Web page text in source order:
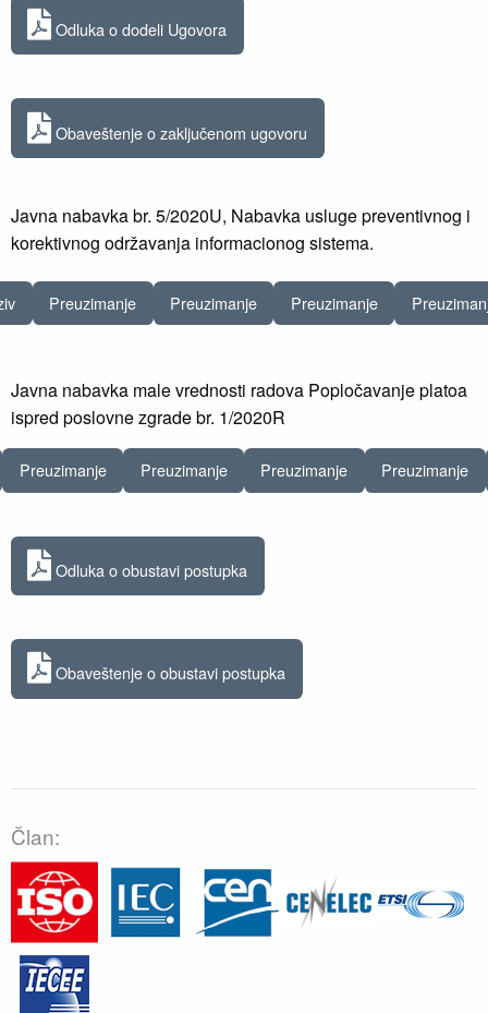
Odluka o dodeli Ugovora
Obaveštenje o zaključenom ugovoru
Javna nabavka br. 5/2020U, Nabavka usluge preventivnog i
korektivnog održavanja informacionog sistema.
Preuzimanje Preuzimanje Preuzimanje
Javna nabavka male vrednosti radova Popločavanje platoa
ispred poslovne zgrade br. 1/2020R
Preuzimanje Preuzimanje Preuzimanje Preuzimanje
Odluka o obustavi postupka
Obaveštenje o obustavi postupka
Član: